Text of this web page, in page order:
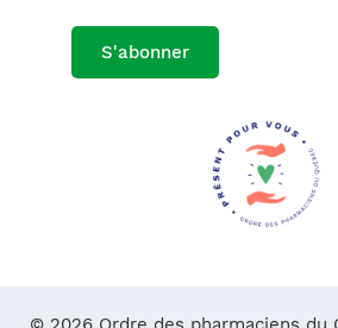
S'abonner